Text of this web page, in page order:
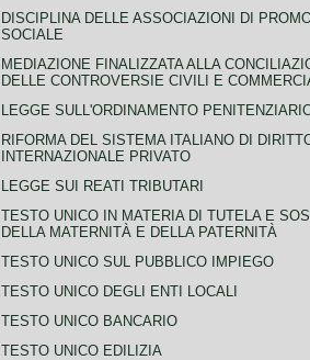
DISCIPLINA DELLE ASSOCIAZIONI DI
SOCIALE
MEDIAZIONE FINALIZZATA ALLA
DELLE CONTROVERSIE CIVILI E
LEGGE SULL'ORDINAMENTO
RIFORMA DEL SISTEMA ITALIANO DI
INTERNAZIONALE PRIVATO
LEGGE SUI REATI TRIBUTARI
TESTO UNICO IN MATERIA DI TUTELA E
DELLA MATERNITÀ E DELLA PATERNITÀ
TESTO UNICO SUL PUBBLICO IMPIEGO
TESTO UNICO DEGLI ENTI LOCALI
TESTO UNICO BANCARIO
TESTO UNICO EDILIZIA